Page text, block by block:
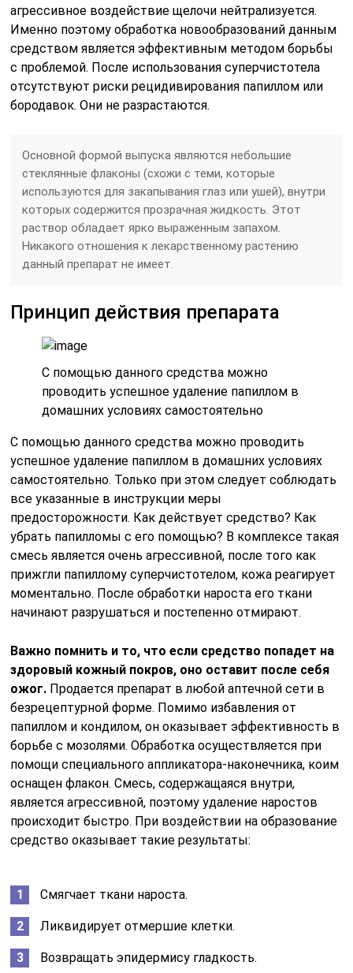
агрессивное воздействие щелочи нейтрализуется.
Именно поэтому обработка новообразований данным
средством является эффективным методом борьбы
с проблемой. После использования суперчистотела
отсутствуют риски рецидивирования папиллом или
бородавок. Они не разрастаются.
Основной формой выпуска являются небольшие
стеклянные флаконы (схожи с теми, которые
используются для закапывания глаз или ушей), внутри
которых содержится прозрачная жидкость. Этот
раствор обладает ярко выраженным запахом.
Никакого отношения к лекарственному растению
данный препарат не имеет.
Принцип действия препарата
С помощью данного средства можно
проводить успешное удаление папиллом в
домашних условиях самостоятельно
С помощью данного средства можно проводить
успешное удаление папиллом в домашних условиях
самостоятельно. Только при этом следует соблюдать
все указанные в инструкции меры
предосторожности. Как действует средство? Как
убрать папилломы с его помощью? В комплексе такая
смесь является очень агрессивной, после того как
прижгли папиллому суперчистотелом, кожа реагирует
моментально. После обработки нароста его ткани
начинают разрушаться и постепенно отмирают.
Важно помнить и то, что если средство попадет на
здоровый кожный покров, оно оставит после себя
ожог. Продается препарат в любой аптечной сети в
безрецептурной форме. Помимо избавления от
папиллом и кондилом, он оказывает эффективность в
борьбе с мозолями. Обработка осуществляется при
помощи специального аппликатора-наконечника, коим
оснащен флакон. Смесь, содержащаяся внутри,
является агрессивной, поэтому удаление наростов
происходит быстро. При воздействии на образование
средство оказывает такие результаты:
Смягчает ткани нароста.
Ликвидирует отмершие клетки.
Возвращать эпидермису гладкость.